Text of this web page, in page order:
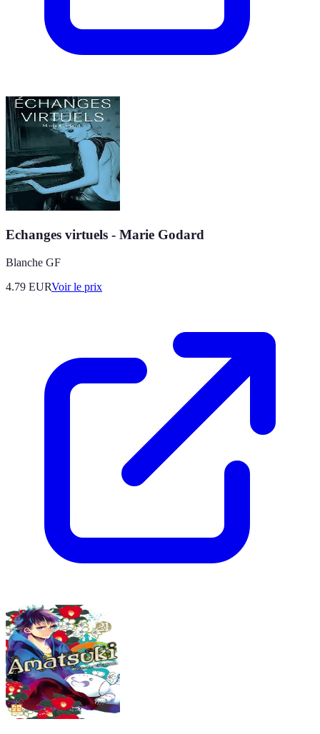
Echanges virtuels - Marie Godard
Blanche GF
4.79 EURVoir le prix